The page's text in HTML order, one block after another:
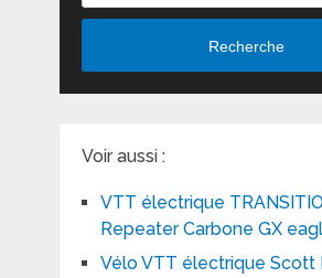
Recherche
Voir aussi :
VTT électrique
Repeater Carbone GX
Vélo VTT électrique Scott